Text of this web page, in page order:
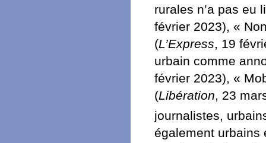
rurales n’a pas eu
février 2023), «
(L’Express, 19
urbain comme
février 2023), «
(Libération, 23
journalistes,
également urbains